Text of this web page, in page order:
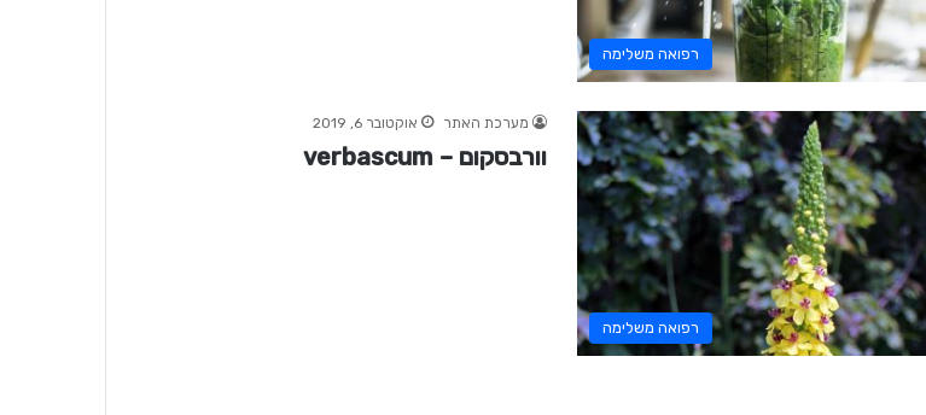
רפואה משלימה
רפואה משלימה
מערכת האתר אוקטובר 6, 2019
וורבסקום – verbascum